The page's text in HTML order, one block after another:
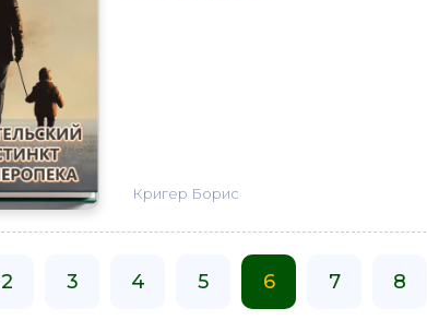
Кригер Борис
2 3 4 5 6 7 8